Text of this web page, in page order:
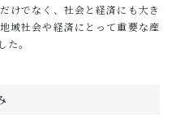
けでなく、社会と経済にも大き
域社会や経済にとって重要な産
。